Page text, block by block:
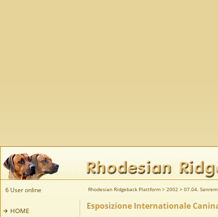
6 User online Rhodesian Ridgeback Plattform > 2002 > 07.04.
HOME
Esposizione Internationale